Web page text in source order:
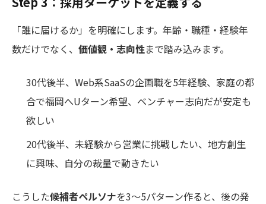
「誰に届けるか」を明確にします。年齢・職種・経験年
数だけでなく、 価値観・志向性まで踏み込みます。
30代後半、Web系SaaSの企画職を5年経験、家庭の都
合で福岡へUターン希望、ベンチャー志向だが安定も
欲しい
20代後半、未経験から営業に挑戦したい、地方創生
に興味、自分の裁量で動きたい
こうした候補者ペルソナを3〜5パターン作ると、後の発